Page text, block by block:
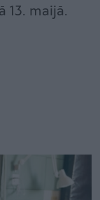
13. maijā.